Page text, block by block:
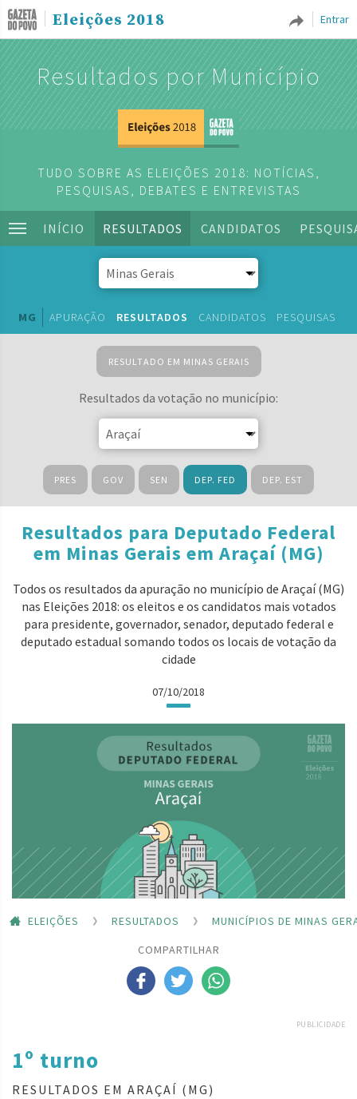
Entrar
Eleições 2018
Resultados por Município
TUDO SOBRE AS ELEIÇÕES 2018: NOTÍCIAS,
PESQUISAS, DEBATES E ENTREVISTAS
INÍCIO RESULTADOS CANDIDATOS
MG APURAÇÃO RESULTADOS CANDIDATOS PESQUISAS
RESULTADO EM MINAS GERAIS
Resultados da votação no município:
PRES GOV SEN DEP. FED DEP. EST
Resultados para Deputado Federal
em Minas Gerais em Araçaí (MG)
Todos os resultados da apuração no município de Araçaí (MG)
nas Eleições 2018: os eleitos e os candidatos mais votados
para presidente, governador, senador, deputado federal e
deputado estadual somando todos os locais de votação da
cidade
07/10/2018
ELEIÇÕES RESULTADOS
MUNICÍPIOS DE MINAS
COMPARTILHAR
PUBLICIDADE
1º turno
RESULTADOS EM ARAÇAÍ (MG)